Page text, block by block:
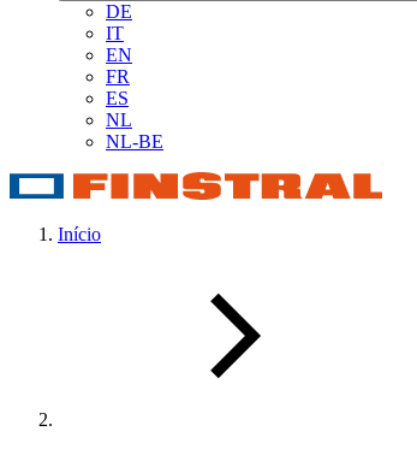
DE
IT
EN
FR
ES
NL
NL-BE
Início